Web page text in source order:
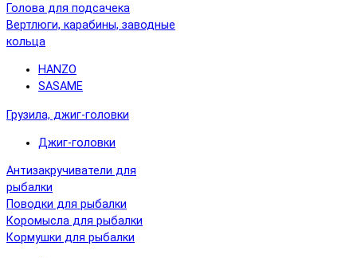
Голова для подсачека
Вертлюги, карабины, заводные
кольца
HANZO
SASAME
Грузила, джиг-головки
Джиг-головки
Антизакручиватели для
рыбалки
Поводки для рыбалки
Коромысла для рыбалки
Кормушки для рыбалки